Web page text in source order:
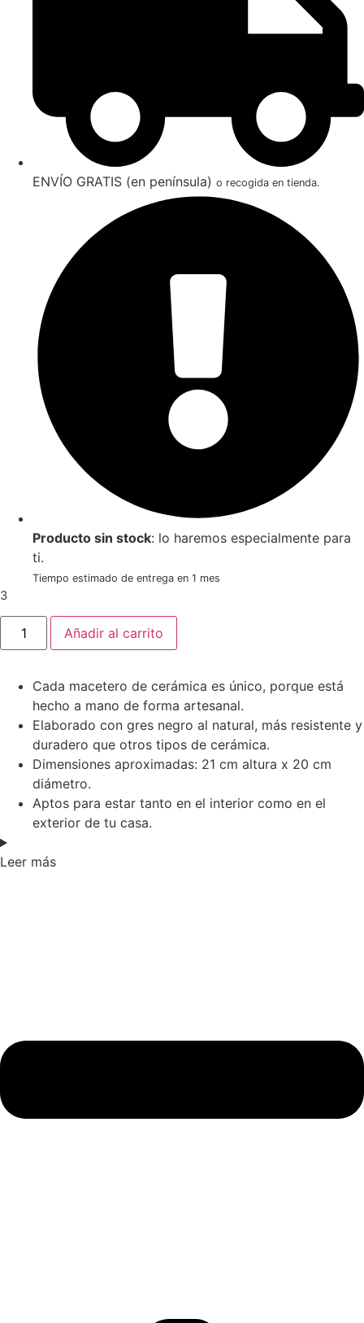
ENVÍO GRATIS (en península) o recogida en tienda.
Producto sin stock: lo haremos especialmente para
ti.
Tiempo estimado de entrega en 1 mes
3
Macetero
negro
Vulcano
Añadir al carrito
Cada macetero de cerámica es único, porque está
hecho a mano de forma artesanal.
Elaborado con gres negro al natural, más resistente y
duradero que otros tipos de cerámica.
Dimensiones aproximadas: 21 cm altura x 20 cm
diámetro.
Aptos para estar tanto en el interior como en el
exterior de tu casa.
Leer más